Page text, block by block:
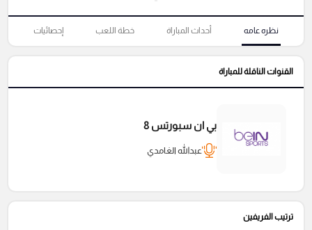
نظره عامه أحداث المباراة خطة اللعب إحصائيات
القنوات الناقلة للمباراة
بي ان سبورتس 8
عبدالله الغامدي
ترتيب الفريفين